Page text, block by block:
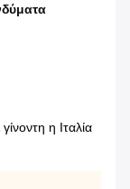
η Ιταλία